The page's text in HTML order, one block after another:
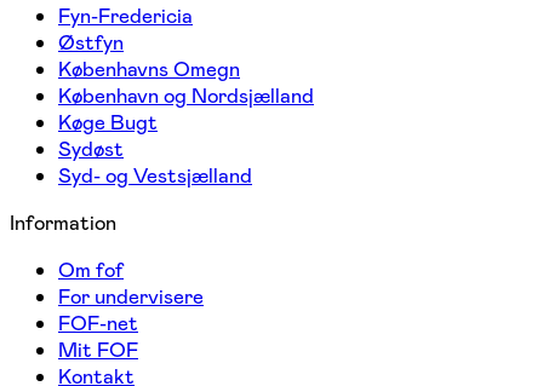
Fyn-Fredericia
Østfyn
Københavns Omegn
København og Nordsjælland
Køge Bugt
Sydøst
Syd- og Vestsjælland
Information
Om fof
For undervisere
FOF-net
Mit FOF
Kontakt